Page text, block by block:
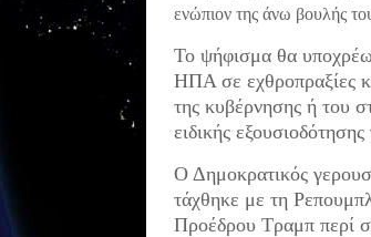
ενώπιον της άνω βουλής
Το ψήφισμα θα
ΗΠΑ σε εχθροπραξίες
της κυβέρνησης ή του
ειδικής
Ο Δημοκρατικός
τάχθηκε με τη
Προέδρου Τραμπ περί